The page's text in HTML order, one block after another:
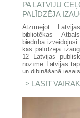
PA LATVIJU
PALĪDZĒJA
Atzīmējot
bibliotēkas
biedrība
kas palīdzēja
12 Latvijas
nozīme Latvijas
un dibināšanā
LASĪT VAIRĀK